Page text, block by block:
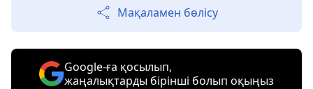
Мақаламен бөлісу
Google-ға қосылып,
жаңалықтарды бірінші болып оқыңыз